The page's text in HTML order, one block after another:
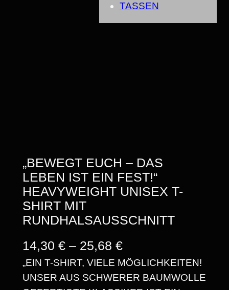
TASSEN
„BEWEGT EUCH – DAS
LEBEN IST EIN FEST!“
HEAVYWEIGHT UNISEX T-
SHIRT MIT
RUNDHALSAUSSCHNITT
14,30 € – 25,68 €P
R
E
„EIN T-SHIRT, VIELE MÖGLICHKEITEN!
UNSER AUS SCHWERER BAUMWOLLE